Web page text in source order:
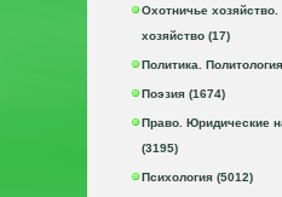
Охотничье
хозяйство (17)
Политика.
Поэзия (1674)
Право. Юридические
(3195)
Психология (5012)